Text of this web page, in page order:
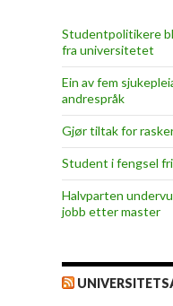
Studentpolitikere
fra universitetet
Ein av fem
andrespråk
Gjør tiltak for
Student i fengsel
Halvparten
jobb etter master